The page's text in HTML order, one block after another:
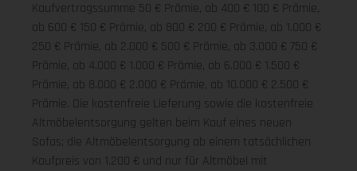
Kaufvertragssumme 50 € Prämie, ab 400 € 100 € Prämie,
ab 600 € 150 € Prämie, ab 800 € 200 € Prämie, ab 1.000 €
250 € Prämie, ab 2.000 € 500 € Prämie, ab 3.000 € 750 €
Prämie, ab 4.000 € 1.000 € Prämie, ab 6.000 € 1.500 €
Prämie, ab 8.000 € 2.000 € Prämie, ab 10.000 € 2.500 €
Prämie. Die kostenfreie Lieferung sowie die kostenfreie
Altmöbelentsorgung gelten beim Kauf eines neuen
Sofas; die Altmöbelentsorgung ab einem tatsächlichen
Kaufpreis von 1.200 € und nur für Altmöbel mit